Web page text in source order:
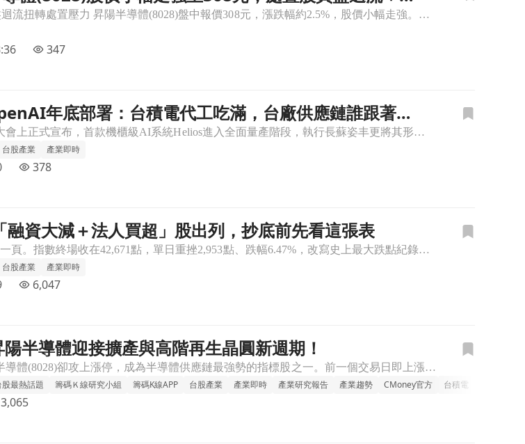
🔸昇陽半導體(8028)股價上漲，盤中買盤迴流扭轉處置壓力 昇陽半導體(8028)盤中報價308元，漲跌幅約2.5%，股價小幅走強。近期因高週轉率與劇烈波動被列入處置股，交易以分盤撮合進行，短線投機
347
鏈誰跟著飛？文章頁
年底部署：台積電代工吃滿，台廠供應鏈誰跟著
AMD 於7月24日「Advancing AI 2026」大會上正式宣布，首款機櫃級AI系統Helios進入全面量產階段，執行長蘇姿丰更將其形容為「全球最高效能AI機櫃」。這項消息不是憑空出現——事實
台股產業 產業即時
378
這張表文章頁
資大減＋法人買超」股出列，抄底前先看這張表
2026年7月17日，台股寫下歷史最黑暗的一頁。指數終場收在42,671點，單日重挫2,953點、跌幅6.47%，改寫史上最大跌點紀錄；外資單日賣超1,883億元創歷史新高，三大法人合計賣超突破2,6
台股產業 產業即時
6,047
文章頁
半導體迎接擴產與高階再生晶圓新週期！
台股在大型權值股陷入震盪之際，昇陽半導體(8028)卻攻上漲停，成為半導體供應鏈最強勢的指標股之一。前一個交易日即上漲逾9%，短線連續急漲，顯示資金正集中交易再生晶圓、2奈米製程與先進封裝需求。 市場
股最熱話題 籌碼Ｋ線研究小組 籌碼K線APP 台股產業 產業即時 產業研究報告 產業趨勢 CMoney官方 台積電
3,065